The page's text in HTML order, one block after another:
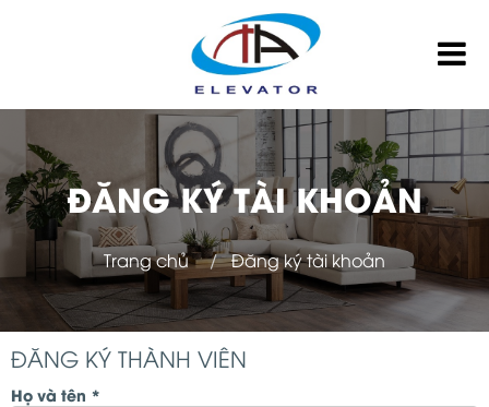
ĐĂNG KÝ TÀI KHOẢN
Trang chủ Đăng ký tài khoản
ĐĂNG KÝ THÀNH VIÊN
Họ và tên *